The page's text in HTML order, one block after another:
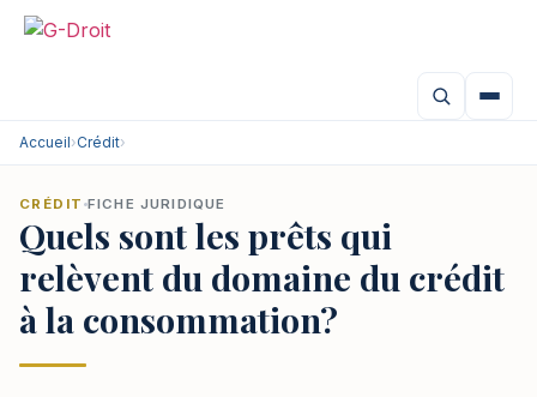
Accueil›Crédit›
CRÉDIT FICHE JURIDIQUE
Quels sont les prêts qui
relèvent du domaine du crédit
à la consommation?